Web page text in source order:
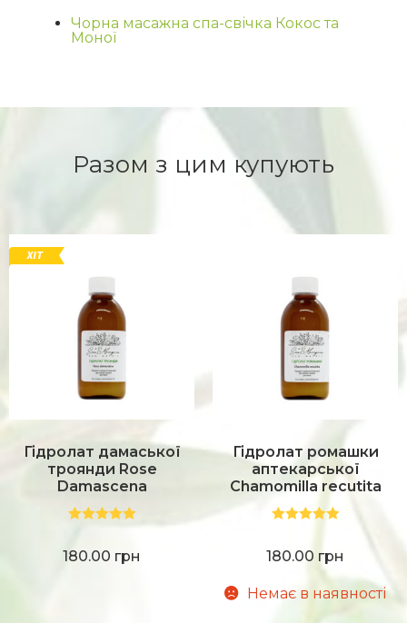
Чорна масажна спа-свічка Кокос та
Моної
Разом з цим купують
Гідролат дамаської
троянди Rose
Damascena
5.00з 5
180.00 грн
Гідролат ромашки
аптекарської
Chamomilla recutita
5.00з 5
180.00 грн
Немає в наявності